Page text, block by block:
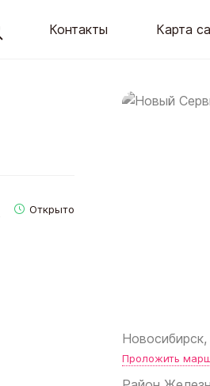
Контакты Карта
Новосибирск,
Проложить
Открыто